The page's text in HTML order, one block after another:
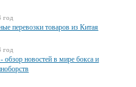
год
перевозки товаров из Китая
год
обзор новостей в мире бокса и